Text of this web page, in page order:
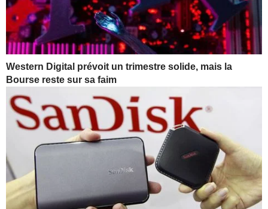
Western Digital prévoit un trimestre solide, mais la
Bourse reste sur sa faim